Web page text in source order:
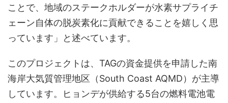
ことで、地域のステークホルダーが水素サプライチ
ェーン自体の脱炭素化に貢献できることを嬉しく思
っています」と述べています。
このプロジェクトは、TAGの資金提供を申請した南
海岸大気質管理地区（South Coast AQMD）が主導
しています。ヒョンデが供給する5台の燃料電池電